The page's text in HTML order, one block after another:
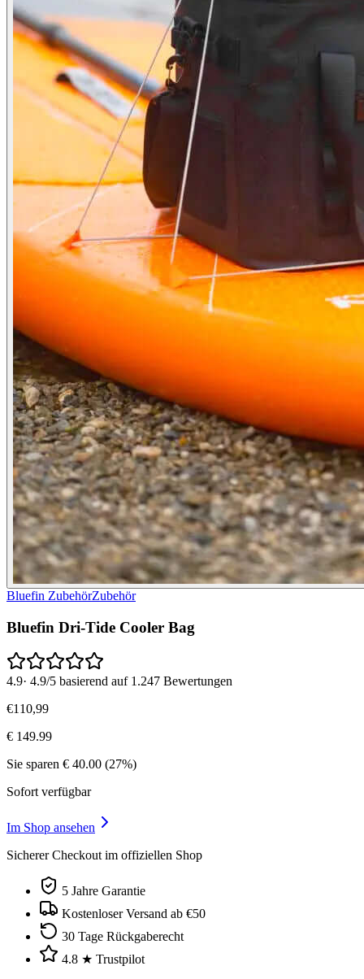
Bluefin ZubehörZubehör
Bluefin Dri-Tide Cooler Bag
4.9· 4.9/5 basierend auf 1.247 Bewertungen
€110,99
€ 149.99
Sie sparen € 40.00 (27%)
Sofort verfügbar
Im Shop ansehen
Sicherer Checkout im offiziellen Shop
5 Jahre Garantie
Kostenloser Versand ab €50
30 Tage Rückgaberecht
4.8 ★ Trustpilot